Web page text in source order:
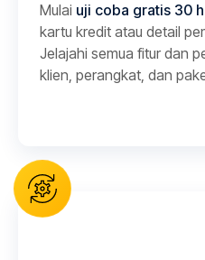
Mulai uji coba gratis 30
kartu kredit atau detail
Jelajahi semua fitur dan
klien, perangkat, dan